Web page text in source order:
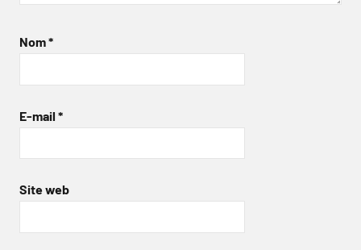
Nom*
E-mail *
Site web